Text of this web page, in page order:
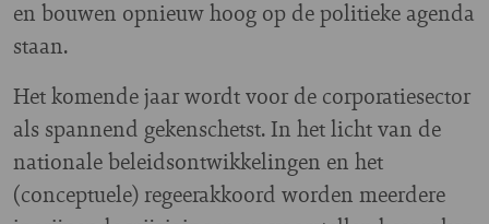
en bouwen opnieuw hoog op de politieke agenda
staan.
Het komende jaar wordt voor de corporatiesector
als spannend gekenschetst. In het licht van de
nationale beleidsontwikkelingen en het
(conceptuele) regeerakkoord worden meerdere